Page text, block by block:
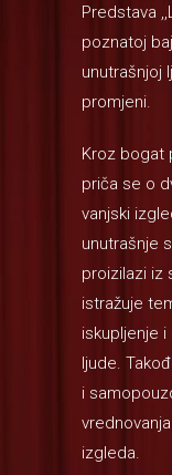
Predstava
poznatoj
unutrašnjoj
promjeni.
Kroz bogat
priča se o
vanjski
unutrašnje
proizilazi iz
istražuje
iskupljenje
ljude.
i
izgleda.